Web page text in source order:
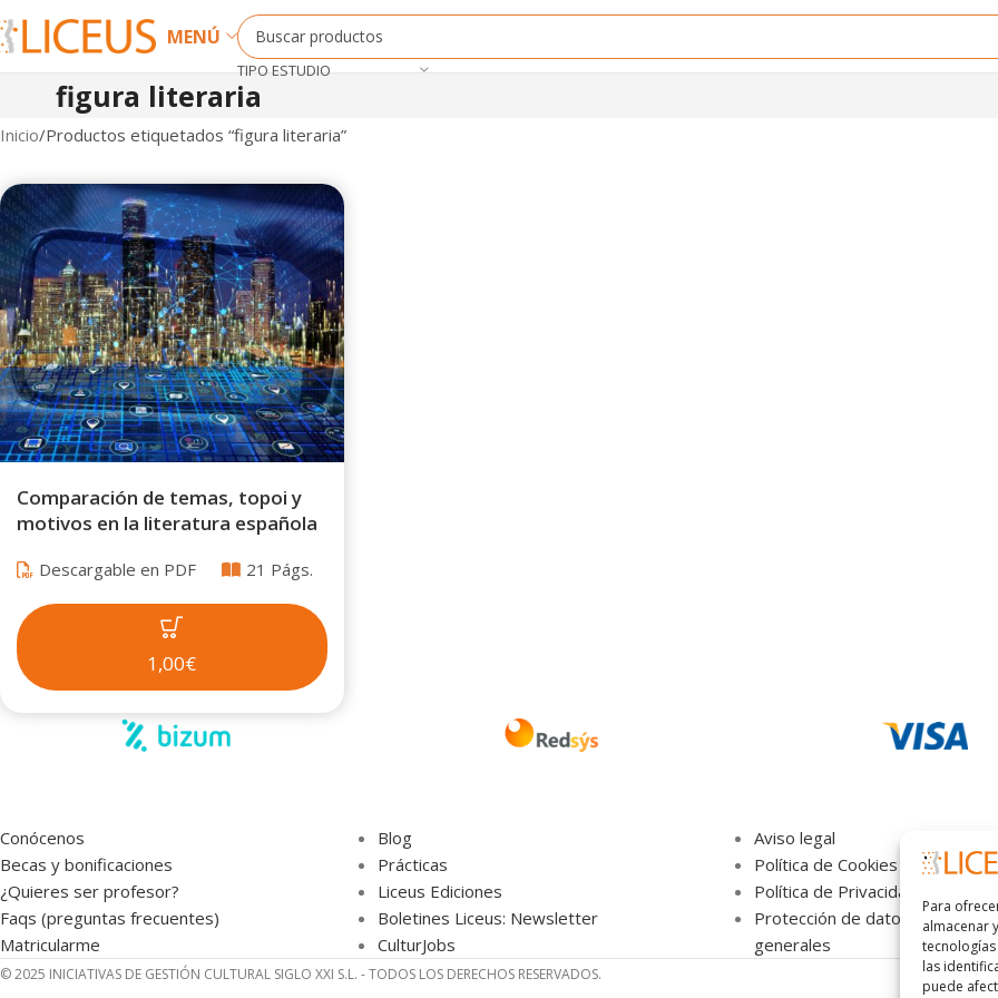
Para
almacenar
las
puede
MENÚ
TIPO ESTUDIO
figura literaria
Inicio Productos etiquetados “figura literaria”
Comparación de temas, topoi y
motivos en la literatura española
Descargable en PDF 21 Págs.
1,00€
Conócenos
Becas y bonificaciones
¿Quieres ser profesor?
Faqs (preguntas frecuentes)
Matricularme
Blog
Prácticas
Liceus Ediciones
Boletines Liceus: Newsletter
CulturJobs
Aviso legal
Política de Cookies
Política de Privacidad
Protección de datos,términos
generales
© 2025 INICIATIVAS DE GESTIÓN CULTURAL SIGLO XXI S.L. - TODOS LOS DERECHOS RESERVADOS.